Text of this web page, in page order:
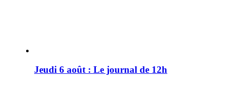
Jeudi 6 août : Le journal de 12h